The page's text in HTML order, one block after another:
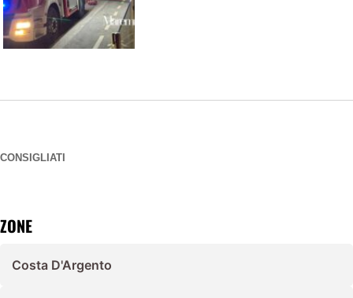
CONSIGLIATI
ZONE
Costa D'Argento